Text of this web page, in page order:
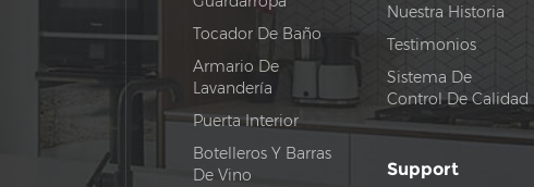
Tocador De Baño
Armario De
Lavandería
Puerta Interior
Botelleros Y Barras
De Vino
Nuestra Historia
Testimonios
Sistema De
Control De Calidad
Support